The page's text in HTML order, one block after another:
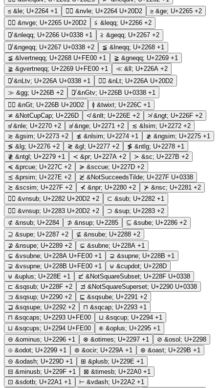
≤ &le; U+2264 +1 ≤⃒ &nvle; U+2264 U+20D2 ≥ &ge; U+2265 +2
≥⃒ &nvge; U+2265 U+20D2 ≦ &leqq; U+2266 +2
≦̸ &nleqq; U+2266 U+0338 +1 ≧ &geqq; U+2267 +2
≧̸ &ngeqq; U+2267 U+0338 +2 ≨ &lneqq; U+2268 +1
≨︀ &lvertneqq; U+2268 U+FE00 +1 ≩ &gneqq; U+2269 +1
≩︀ &gvertneqq; U+2269 U+FE00 +1 ≪ &ll; U+226A +2
≪̸ &nLtv; U+226A U+0338 +1 ≪⃒ &nLt; U+226A U+20D2
≫ &gg; U+226B +2 ≫̸ &nGtv; U+226B U+0338 +1
≫⃒ &nGt; U+226B U+20D2 ≬ &twixt; U+226C +1
≭ &NotCupCap; U+226D ≮ &nlt; U+226E +2 ≯ &ngt; U+226F +2
≰ &nle; U+2270 +2 ≱ &nge; U+2271 +2 ≲ &lsim; U+2272 +2
≳ &gsim; U+2273 +2 ≴ &nlsim; U+2274 +1 ≵ &ngsim; U+2275 +1
≶ &lg; U+2276 +2 ≷ &gl; U+2277 +2 ≸ &ntlg; U+2278 +1
≹ &ntgl; U+2279 +1 ≺ &pr; U+227A +2 ≻ &sc; U+227B +2
≼ &prcue; U+227C +2 ≽ &sccue; U+227D +2
≾ &prsim; U+227E +2 ≿̸ &NotSucceedsTilde; U+227F U+0338
≿ &scsim; U+227F +2 ⊀ &npr; U+2280 +2 ⊁ &nsc; U+2281 +2
⊂⃒ &vnsub; U+2282 U+20D2 +2 ⊂ &sub; U+2282 +1
⊃⃒ &vnsup; U+2283 U+20D2 +2 ⊃ &sup; U+2283 +2
⊄ &nsub; U+2284 ⊅ &nsup; U+2285 ⊆ &sube; U+2286 +2
⊇ &supe; U+2287 +2 ⊈ &nsube; U+2288 +2
⊉ &nsupe; U+2289 +2 ⊊ &subne; U+228A +1
⊊︀ &vsubne; U+228A U+FE00 +1 ⊋ &supne; U+228B +1
⊋︀ &vsupne; U+228B U+FE00 +1 ⊍ &cupdot; U+228D
⊎ &uplus; U+228E +1 ⊏̸ &NotSquareSubset; U+228F U+0338
⊏ &sqsub; U+228F +2 ⊐̸ &NotSquareSuperset; U+2290 U+0338
⊐ &sqsup; U+2290 +2 ⊑ &sqsube; U+2291 +2
⊒ &sqsupe; U+2292 +2 ⊓ &sqcap; U+2293 +1
⊓︀ &sqcaps; U+2293 U+FE00 ⊔ &sqcup; U+2294 +1
⊔︀ &sqcups; U+2294 U+FE00 ⊕ &oplus; U+2295 +1
⊖ &ominus; U+2296 +1 ⊗ &otimes; U+2297 +1 ⊘ &osol; U+2298
⊙ &odot; U+2299 +1 ⊚ &ocir; U+229A +1 ⊛ &oast; U+229B +1
⊝ &odash; U+229D +1 ⊞ &plusb; U+229E +1
⊟ &minusb; U+229F +1 ⊠ &timesb; U+22A0 +1
⊡ &sdotb; U+22A1 +1 ⊢ &vdash; U+22A2 +1